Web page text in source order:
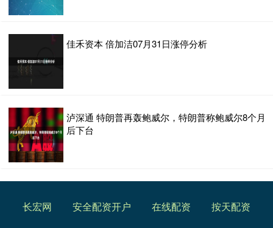
佳禾资本 倍加洁07月31日涨停分析
泸深通 特朗普再轰鲍威尔，特朗普称鲍威尔8个月
后下台
长宏网 安全配资开户 在线配资 按天配资